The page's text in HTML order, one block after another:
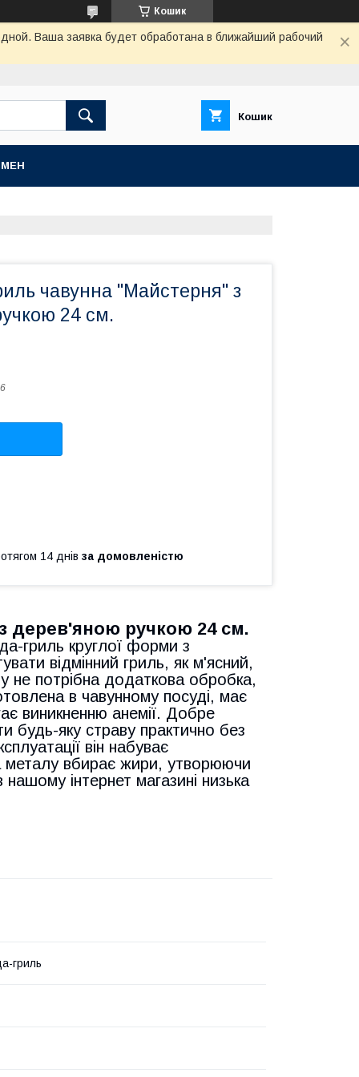
Кошик
Ваша заявка будет обработана в ближайший рабочий
Кошик
чавунна "Майстерня" з
24 см.
14 днів за домовленістю
дерев'яною ручкою 24 см.
гриль круглої форми з
відмінний гриль, як м'ясний,
не потрібна додаткова обробка,
​​в чавунному посуді, має
виникненню анемії. Добре
будь-яку страву практично без
він набуває
металу вбирає жири, утворюючи
інтернет магазині низька
гриль